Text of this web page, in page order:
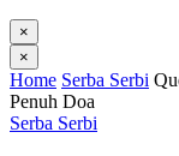
×
×
Home Serba Serbi
Penuh Doa
Serba Serbi